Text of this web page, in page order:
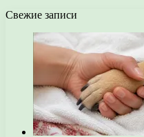
Свежие записи